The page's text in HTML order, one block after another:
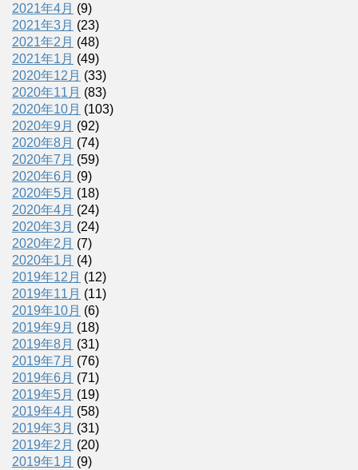
2021年4月 (9)
2021年3月 (23)
2021年2月 (48)
2021年1月 (49)
2020年12月 (33)
2020年11月 (83)
2020年10月 (103)
2020年9月 (92)
2020年8月 (74)
2020年7月 (59)
2020年6月 (9)
2020年5月 (18)
2020年4月 (24)
2020年3月 (24)
2020年2月 (7)
2020年1月 (4)
2019年12月 (12)
2019年11月 (11)
2019年10月 (6)
2019年9月 (18)
2019年8月 (31)
2019年7月 (76)
2019年6月 (71)
2019年5月 (19)
2019年4月 (58)
2019年3月 (31)
2019年2月 (20)
2019年1月 (9)